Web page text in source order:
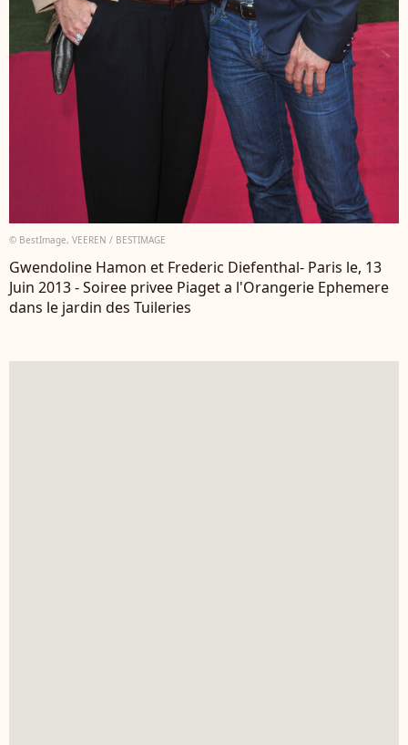
© BestImage, VEEREN / BESTIMAGE
Gwendoline Hamon et Frederic Diefenthal- Paris le, 13
Juin 2013 - Soiree privee Piaget a l'Orangerie Ephemere
dans le jardin des Tuileries